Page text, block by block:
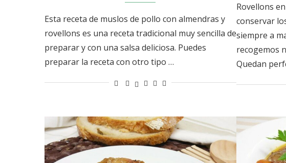
Esta receta de muslos de pollo con almendras y
rovellons es una receta tradicional muy sencilla de
preparar y con una salsa deliciosa. Puedes
preparar la receta con otro tipo …
Rovellons
conservar
siempre a
recogemos
Quedan